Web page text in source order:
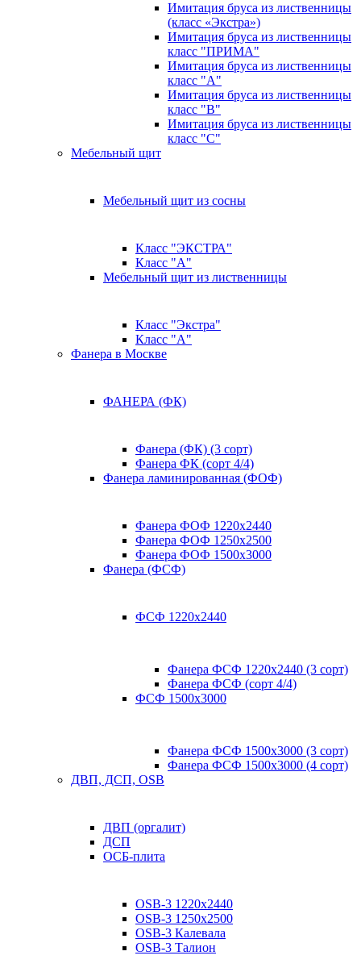
Имитация бруса из лиственницы
(класс «Экстра»)
Имитация бруса из лиственницы
класс "ПРИМА"
Имитация бруса из лиственницы
класс "А"
Имитация бруса из лиственницы
класс "B"
Имитация бруса из лиственницы
класс "C"
Мебельный щит
Мебельный щит из сосны
Класс "ЭКСТРА"
Класс "А"
Мебельный щит из лиственницы
Класс "Экстра"
Класс "А"
Фанера в Москве
ФАНЕРА (ФК)
Фанера (ФК) (3 сорт)
Фанера ФК (сорт 4/4)
Фанера ламинированная (ФОФ)
Фанера ФОФ 1220x2440
Фанера ФОФ 1250x2500
Фанера ФОФ 1500x3000
Фанера (ФСФ)
ФСФ 1220х2440
Фанера ФСФ 1220х2440 (3 сорт)
Фанера ФСФ (сорт 4/4)
ФСФ 1500х3000
Фанера ФСФ 1500х3000 (3 сорт)
Фанера ФСФ 1500х3000 (4 сорт)
ДВП, ДСП, OSB
ДВП (оргалит)
ДСП
ОСБ-плита
OSB-3 1220х2440
OSB-3 1250х2500
OSB-3 Калевала
OSB-3 Талион